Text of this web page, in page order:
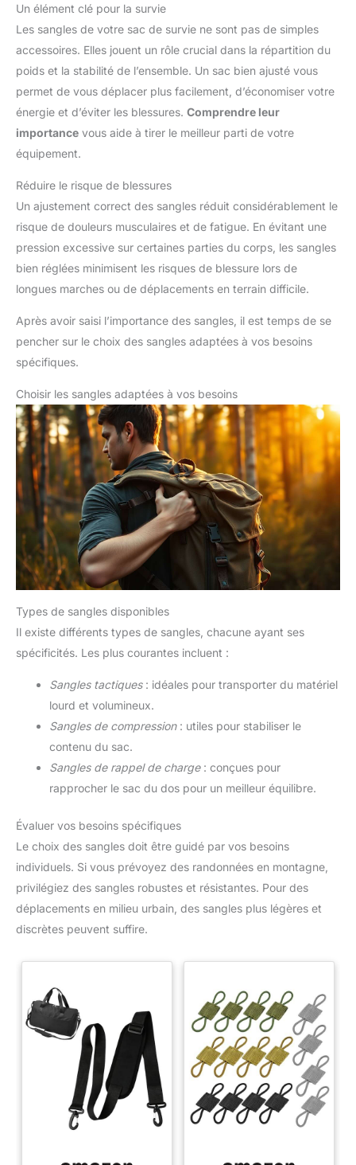
Un élément clé pour la survie
Les sangles de votre sac de survie ne sont pas de simples
accessoires. Elles jouent un rôle crucial dans la répartition du
poids et la stabilité de l’ensemble. Un sac bien ajusté vous
permet de vous déplacer plus facilement, d’économiser votre
énergie et d’éviter les blessures. Comprendre leur
importance vous aide à tirer le meilleur parti de votre
équipement.
Réduire le risque de blessures
Un ajustement correct des sangles réduit considérablement le
risque de douleurs musculaires et de fatigue. En évitant une
pression excessive sur certaines parties du corps, les sangles
bien réglées minimisent les risques de blessure lors de
longues marches ou de déplacements en terrain difficile.
Après avoir saisi l’importance des sangles, il est temps de se
pencher sur le choix des sangles adaptées à vos besoins
spécifiques.
Choisir les sangles adaptées à vos besoins
Types de sangles disponibles
Il existe différents types de sangles, chacune ayant ses
spécificités. Les plus courantes incluent :
Sangles tactiques: idéales pour transporter du matériel
lourd et volumineux.
Sangles de compression: utiles pour stabiliser le
contenu du sac.
Sangles de rappel de charge: conçues pour
rapprocher le sac du dos pour un meilleur équilibre.
Évaluer vos besoins spécifiques
Le choix des sangles doit être guidé par vos besoins
individuels. Si vous prévoyez des randonnées en montagne,
privilégiez des sangles robustes et résistantes. Pour des
déplacements en milieu urbain, des sangles plus légères et
discrètes peuvent suffire.